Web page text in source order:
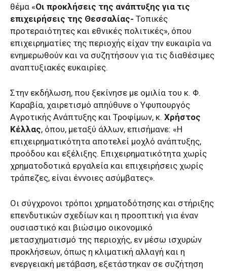
θέμα «Οι προκλήσεις της ανάπτυξης για τις
επιχειρήσεις της Θεσσαλίας- Τοπικές
προτεραιότητες και εθνικές πολιτικές», όπου
επιχειρηματίες της περιοχής είχαν την ευκαιρία να
ενημερωθούν και να συζητήσουν για τις διαθέσιμες
αναπτυξιακές ευκαιρίες.
Στην εκδήλωση, που ξεκίνησε με ομιλία του κ. Φ.
Καραβία, χαιρετισμό απηύθυνε ο Υφυπουργός
Αγροτικής Ανάπτυξης και Τροφίμων, κ. Χρήστος
Κέλλας, όπου, μεταξύ άλλων, επισήμανε: «Η
επιχειρηματικότητα αποτελεί μοχλό ανάπτυξης,
προόδου και εξέλιξης. Eπιχειρηματικότητα χωρίς
χρηματοδοτικά εργαλεία και επιχειρήσεις χωρίς
τράπεζες, είναι έννοιες ασύμβατες».
Οι σύγχρονοι τρόποι χρηματοδότησης και στήριξης
επενδυτικών σχεδίων και η προοπτική για έναν
ουσιαστικό και βιώσιμο οικονομικό
μετασχηματισμό της περιοχής, εν μέσω ισχυρών
προκλήσεων, όπως η κλιματική αλλαγή και η
ενεργειακή μετάβαση, εξετάστηκαν σε συζήτηση